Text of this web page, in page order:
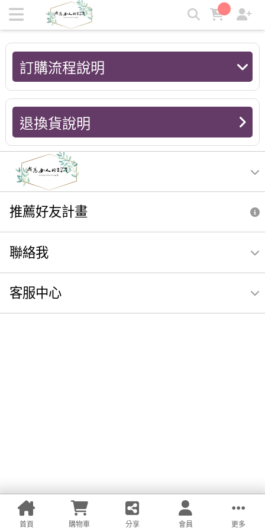
訂購流程說明 | 墨心婷｜成為女人的探戈
訂購流程說明
退換貨說明
推薦好友計畫
聯絡我
客服中心
首頁 購物車 分享 會員 更多
LINE Facebook